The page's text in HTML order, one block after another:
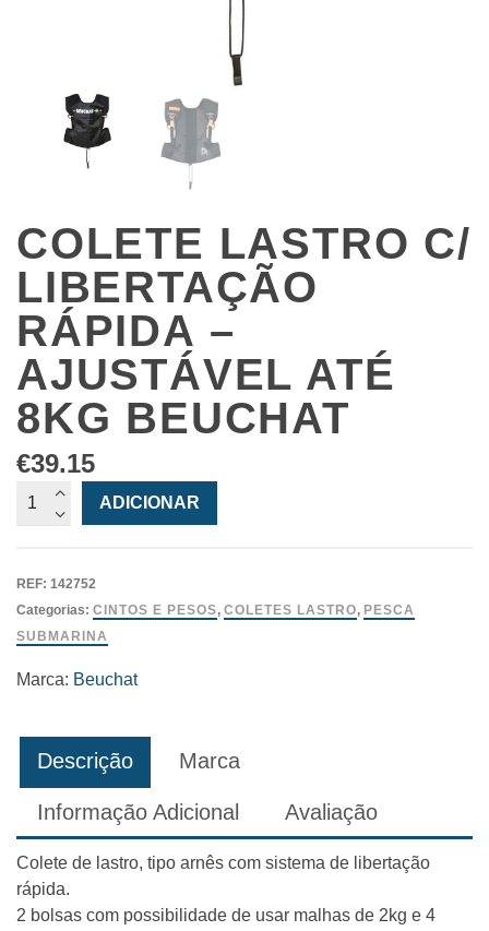
COLETE LASTRO C/
LIBERTAÇÃO
RÁPIDA –
AJUSTÁVEL ATÉ
8KG BEUCHAT
€39.15
Quantidade
Libertação
Rápida
-
8kg
ADICIONAR
REF: 142752
Categorias: CINTOS E PESOS, COLETES LASTRO, PESCA
SUBMARINA
Marca: Beuchat
Descrição Marca
Informação Adicional Avaliação
Colete de lastro, tipo arnês com sistema de libertação
rápida.
2 bolsas com possibilidade de usar malhas de 2kg e 4